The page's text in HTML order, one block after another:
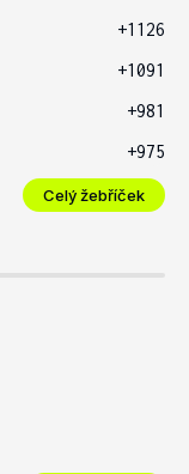
+1126
+1091
+981
+975
Celý žebříček